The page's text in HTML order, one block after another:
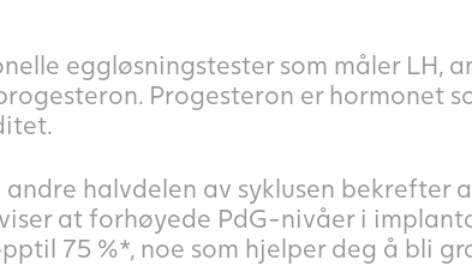
eggløsningstester som måler LH,
Progesteron er hormonet
halvdelen av syklusen bekrefter
at forhøyede PdG-nivåer i
75 %*, noe som hjelper deg å bli